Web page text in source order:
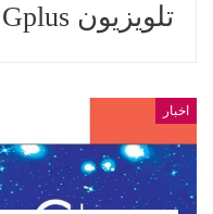
تلویزیون Gplus
اخبار